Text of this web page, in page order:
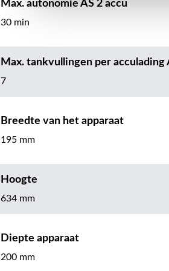
Max. autonomie AS 2 accu
30 min
Max. tankvullingen per acculading
7
Breedte van het apparaat
195 mm
Hoogte
634 mm
Diepte apparaat
200 mm